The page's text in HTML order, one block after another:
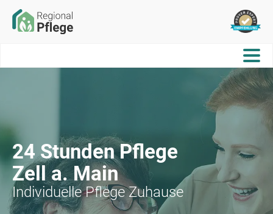
24 Stunden Pflege
Zell a. Main
Individuelle Pflege Zuhause